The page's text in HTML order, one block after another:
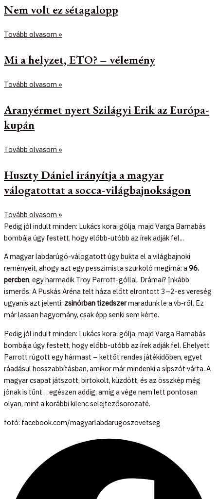
Nem volt ez sétagalopp
Tovább olvasom »
Mi a helyzet, ETO? – vélemény
Tovább olvasom »
Aranyérmet nyert Szilágyi Erik az Európa-
kupán
Tovább olvasom »
Huszty Dániel irányítja a magyar
válogatottat a socca-világbajnokságon
Tovább olvasom »
Pedig jól indult minden: Lukács korai gólja, majd Varga Barnabás
bombája úgy festett, hogy előbb-utóbb az írek adják fel...
A magyar labdarúgó-válogatott úgy bukta el a világbajnoki
reményeit, ahogy azt egy pesszimista szurkoló megírná: a96.
percben, egy harmadik Troy Parrott-góllal. Drámai? Inkább
ismerős. A Puskás Aréna telt háza előtt elrontott 3–2-es vereség
ugyanis azt jelenti: zsinórban tizedszermaradunk le a vb-ről. Ez
már lassan hagyomány, csak épp senki sem kérte.
Pedig jól indult minden: Lukács korai gólja, majd Varga Barnabás
bombája úgy festett, hogy előbb-utóbb az írek adják fel. Ehelyett
Parrott rúgott egy hármast – kettőt rendes játékidőben, egyet
ráadásul hosszabbításban, amikor már mindenki a sípszót várta. A
magyar csapat játszott, birtokolt, küzdött, és az összkép még
jónak is tűnt… egészen addig, amíg a vége nem lett pontosan
olyan, mint a korábbi kilenc selejtezősorozaté.
fotó: facebook.com/magyarlabdarugoszovetseg